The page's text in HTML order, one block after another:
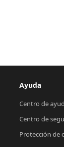
Ayuda
Centro de
Centro de
Protección de